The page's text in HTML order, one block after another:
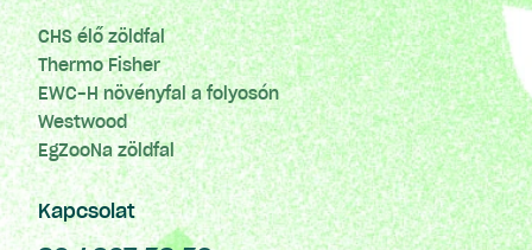
CHS élő zöldfal
Thermo Fisher
EWC-H növényfal a folyosón
Westwood
EgZooNa zöldfal
Kapcsolat